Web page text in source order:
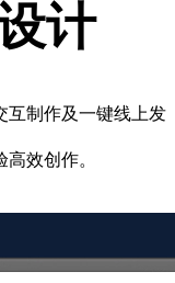
计
互制作及一键线上发
效创作。